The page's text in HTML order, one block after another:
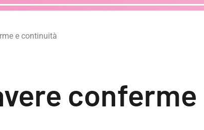
e continuità